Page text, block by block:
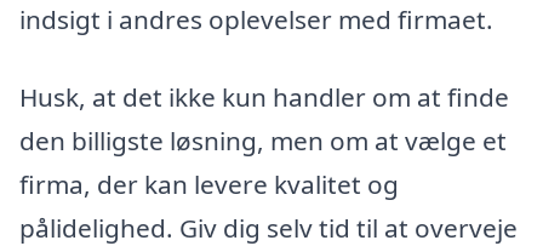
indsigt i andres oplevelser med firmaet.
Husk, at det ikke kun handler om at finde
den billigste løsning, men om at vælge et
firma, der kan levere kvalitet og
pålidelighed. Giv dig selv tid til at overveje